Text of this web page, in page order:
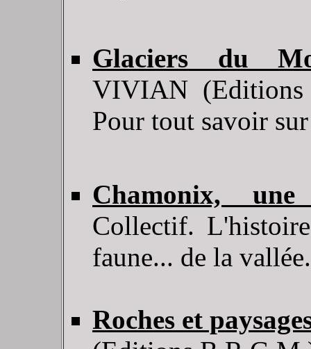
Glaciers du
VIVIAN
Pour tout savoir
Chamonix,
Collectif.
faune... de la vallée.
Roches et